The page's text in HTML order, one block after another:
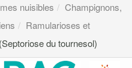
nuisibles
Champignons,
Ramularioses et
du tournesol)